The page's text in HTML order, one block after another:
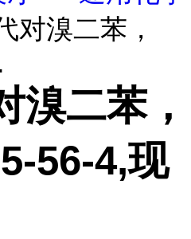
对溴二苯，
溴二苯，
56-4,现